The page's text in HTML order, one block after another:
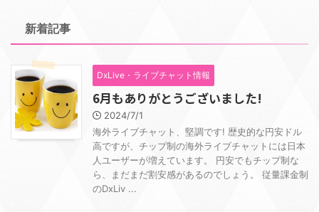
新着記事
DxLive・ライブチャット情報
6月もありがとうございました!
2024/7/1
海外ライブチャット、堅調です! 歴史的な円安ドル
高ですが、チップ制の海外ライブチャットには日本
人ユーザーが増えています。 円安でもチップ制な
ら、まだまだ割安感があるのでしょう。 従量課金制
のDxLiv ...